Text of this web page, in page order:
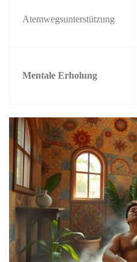
Atemwegsunterstützung
Mentale Erholung